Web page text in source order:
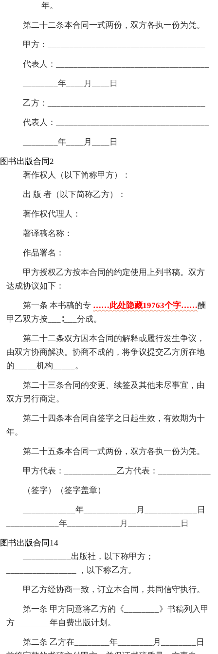
________年。
第二十二条本合同一式两份，双方各执一份为凭。
甲方：____________________________________
代表人：___________________________________
________年____月____日
乙方：____________________________________
代表人：___________________________________
________年____月____日
图书出版合同2
著作权人（以下简称甲方）：
出 版 者（以下简称乙方）：
著作权代理人：
著译稿名称：
作品署名：
甲方授权乙方按本合同的约定使用上列书稿。双方
达成协议如下：
第一条 本书稿的专 ……此处隐藏19763个字……酬
甲乙双方按___∶___分成。
第二十二条双方因本合同的解释或履行发生争议，
由双方协商解决。协商不成的，将争议提交乙方所在地
的_____机构_____。
第二十三条合同的变更、续签及其他未尽事宜，由
双方另行商定。
第二十四条本合同自签字之日起生效，有效期为十
年。
第二十五条本合同一式两份，双方各执一份为凭。
甲方代表：____________乙方代表：____________
（签字）（签字盖章）
____________年____________月____________日
____________年____________月____________日
图书出版合同14
___________出版社，以下称甲方；
________________ ，以下称乙方。
甲乙方经协商一致，订立本合同，共同信守执行。
第一条 甲方同意将乙方的《________》书稿列入甲
方________年自费出版计划。
第二条 乙方在________年________月________日